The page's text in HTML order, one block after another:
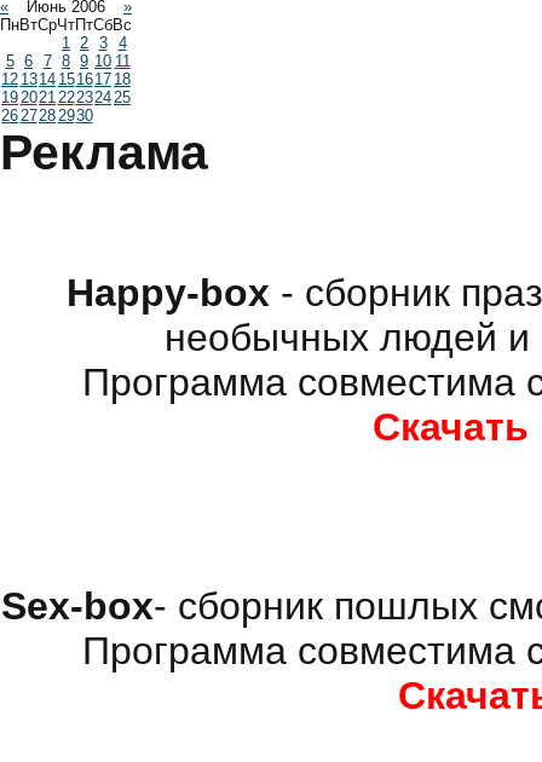
« Июнь 2006
»
ПнВтСрЧтПтСбВс
1 2 3
4
5 6 7 8 9 10 11
12 1314 151617 18
19202122232425
2627282930
Реклама
Happy-box - сборник
необычных людей и
Программа совместима
Sex-box- сборник пошлых
Программа совместима